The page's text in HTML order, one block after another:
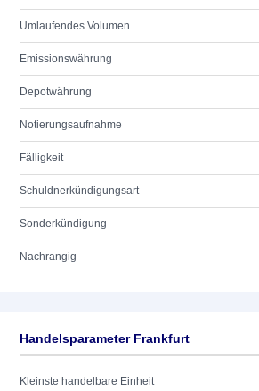
Umlaufendes Volumen
Emissionswährung
Depotwährung
Notierungsaufnahme
Fälligkeit
Schuldnerkündigungsart
Sonderkündigung
Nachrangig
Handelsparameter Frankfurt
Kleinste handelbare Einheit